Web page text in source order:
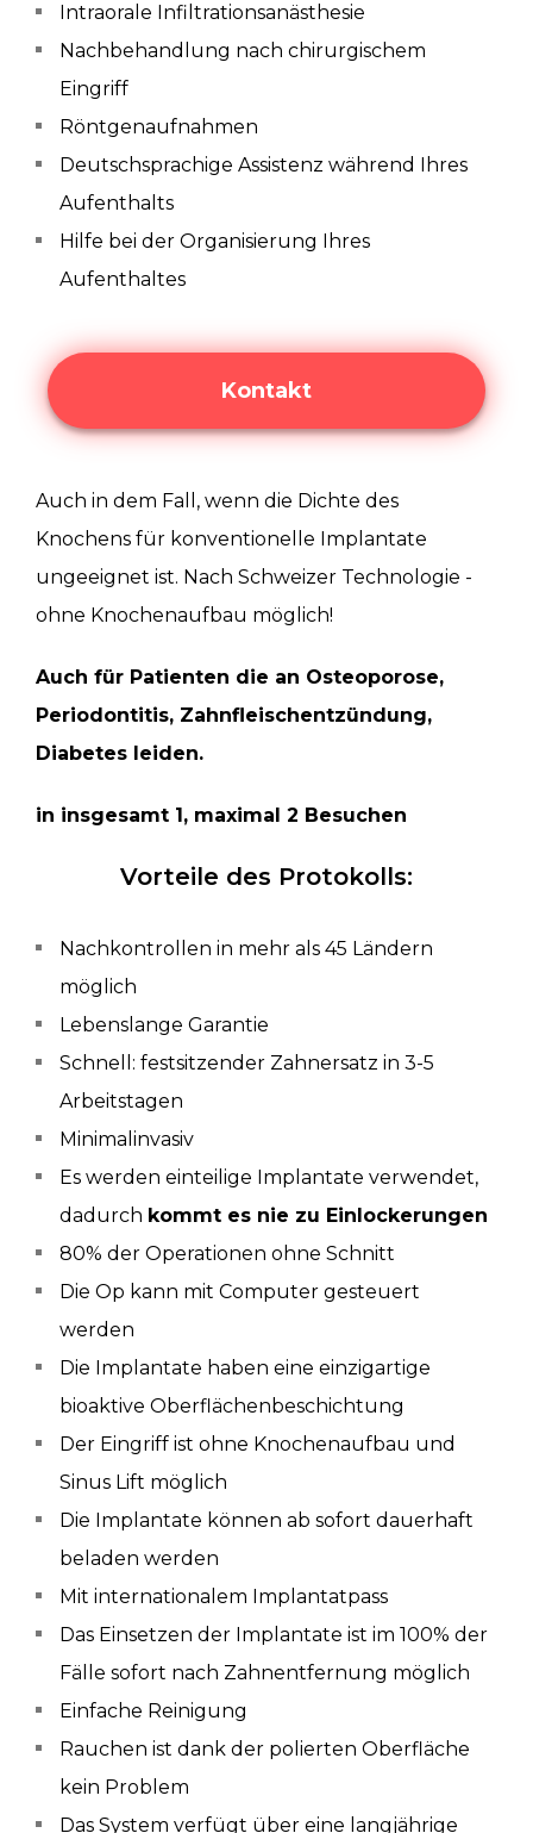
Intraorale Infiltrationsanästhesie
Nachbehandlung nach chirurgischem
Eingriff
Röntgenaufnahmen
Deutschsprachige Assistenz während Ihres
Aufenthalts
Hilfe bei der Organisierung Ihres
Aufenthaltes
Kontakt
Auch in dem Fall, wenn die Dichte des
Knochens für konventionelle Implantate
ungeeignet ist. Nach Schweizer Technologie -
ohne Knochenaufbau möglich!
Auch für Patienten die an Osteoporose,
Periodontitis, Zahnfleischentzündung,
Diabetes leiden.
in insgesamt 1, maximal 2 Besuchen
Vorteile des Protokolls:
Nachkontrollen in mehr als 45 Ländern
möglich
Lebenslange Garantie
Schnell: festsitzender Zahnersatz in 3-5
Arbeitstagen
Minimalinvasiv
Es werden einteilige Implantate verwendet,
dadurch kommt es nie zu Einlockerungen
80% der Operationen ohne Schnitt
Die Op kann mit Computer gesteuert
werden
Die Implantate haben eine einzigartige
bioaktive Oberflächenbeschichtung
Der Eingriff ist ohne Knochenaufbau und
Sinus Lift möglich
Die Implantate können ab sofort dauerhaft
beladen werden
Mit internationalem Implantatpass
Das Einsetzen der Implantate ist im 100% der
Fälle sofort nach Zahnentfernung möglich
Einfache Reinigung
Rauchen ist dank der polierten Oberfläche
kein Problem
Das System verfügt über eine langjährige